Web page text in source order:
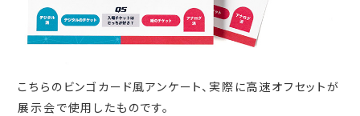
こちらのビンゴカード風アンケート、実際に高速オフセットが
展示会で使用したものです。